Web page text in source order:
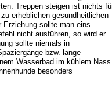
Treppen steigen ist nichts
erheblichen gesundheitlichen
Erziehung sollte man eins
nicht ausführen, so wird er
sollte niemals in
bzw. lange
Wasserbad im kühlem Nass
besonders